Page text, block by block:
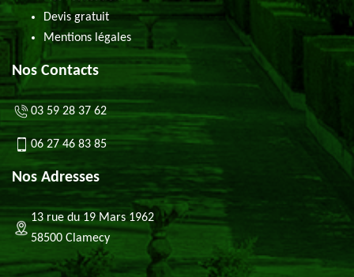
Devis gratuit
Mentions légales
Nos Contacts
03 59 28 37 62
06 27 46 83 85
Nos Adresses
13 rue du 19 Mars 1962
58500 Clamecy